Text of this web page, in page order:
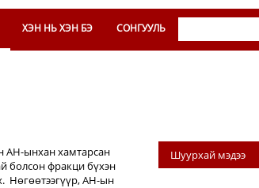
ХЭН НЬ ХЭН БЭ СОНГУУЛЬ
АН-ынхан хамтарсан
болсон фракци бүхэн
Нөгөөтээгүүр, АН-ын
Шуурхай мэдээ